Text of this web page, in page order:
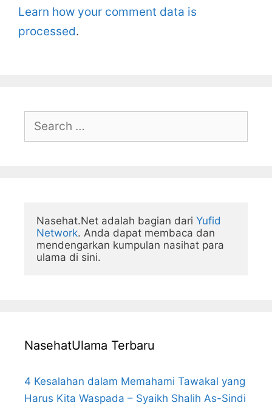
Learn how your comment data is
processed.
Search
Nasehat.Net adalah bagian dari Yufid
Network. Anda dapat membaca dan
mendengarkan kumpulan nasihat para
ulama di sini.
NasehatUlama Terbaru
4 Kesalahan dalam Memahami Tawakal yang
Harus Kita Waspada – Syaikh Shalih As-Sindi